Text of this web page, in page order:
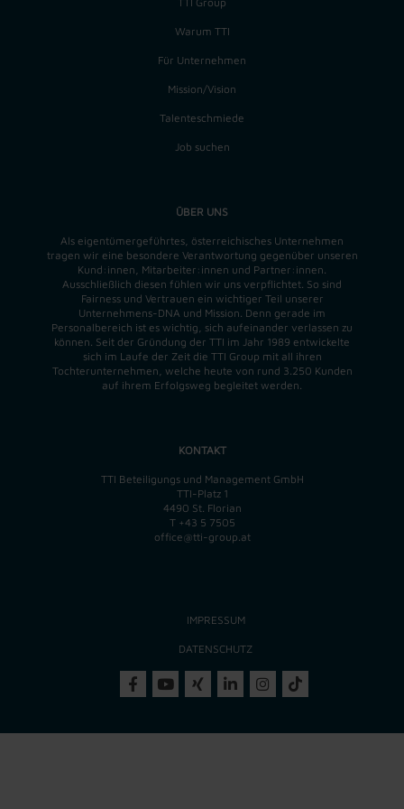
Warum TTI
Für Unternehmen
Mission/Vision
Talenteschmiede
Job suchen
ÜBER UNS
Als eigentümergeführtes, österreichisches Unternehmen
tragen wir eine besondere Verantwortung gegenüber unseren
Kund:innen, Mitarbeiter:innen und Partner:innen.
Ausschließlich diesen fühlen wir uns verpflichtet. So sind
Fairness und Vertrauen ein wichtiger Teil unserer
Unternehmens-DNA und Mission . Denn gerade im
Personalbereich ist es wichtig, sich aufeinander verlassen zu
können. Seit der Gründung der TTI im Jahr 1989 entwickelte
sich im Laufe der Zeit die TTI Group mit all ihren
Tochterunternehmen, welche heute von rund 3.250 Kunden
auf ihrem Erfolgsweg begleitet werden.
KONTAKT
TTI Beteiligungs und Management GmbH
TTI-Platz 1
4490 St. Florian
T +43 5 7505
office@tti-group.at
IMPRESSUM
DATENSCHUTZ